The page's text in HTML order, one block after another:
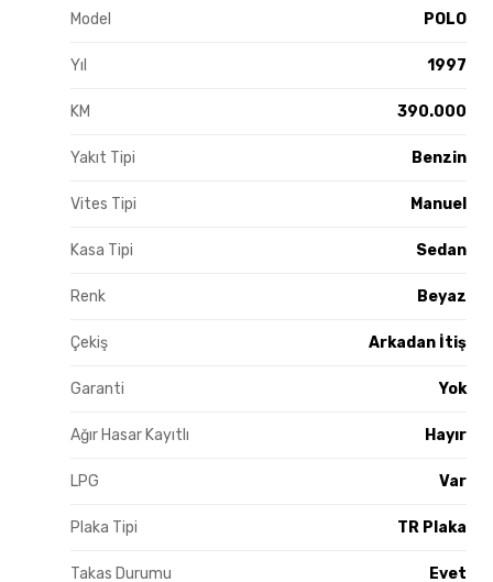
Model POLO
Yıl 1997
KM 390.000
Yakıt Tipi Benzin
Vites Tipi Manuel
Kasa Tipi Sedan
Renk Beyaz
Çekiş Arkadan İtiş
Garanti Yok
Ağır Hasar Kayıtlı Hayır
LPG Var
Plaka Tipi TR Plaka
Takas Durumu Evet